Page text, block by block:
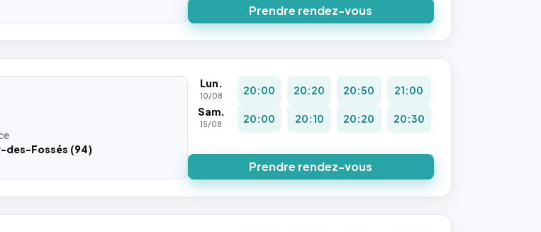
Prendre rendez-vous
des-Fossés (94)
Lun.
10/08 20:00 20:20 20:50
21:00
Sam.
15/08 20:00 20:10 20:20 20:30
Prendre rendez-vous